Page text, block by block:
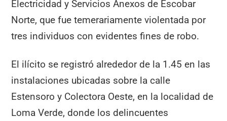
Electricidad y Servicios Anexos de Escobar
Norte, que fue temerariamente violentada por
tres individuos con evidentes fines de robo.
El ilícito se registró alrededor de la 1.45 en las
instalaciones ubicadas sobre la calle
Estensoro y Colectora Oeste, en la localidad de
Loma Verde, donde los delincuentes